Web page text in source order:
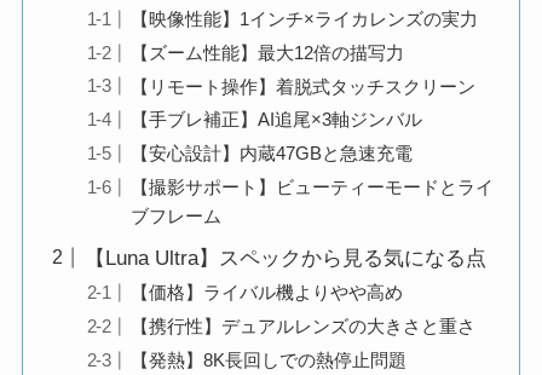
【映像性能】1インチ×ライカレンズの実力
【ズーム性能】最大12倍の描写力
【リモート操作】着脱式タッチスクリーン
【手ブレ補正】AI追尾×3軸ジンバル
【安心設計】内蔵47GBと急速充電
【撮影サポート】ビューティーモードとライ
ブフレーム
【Luna Ultra】スペックから見る気になる点
【価格】ライバル機よりやや高め
【携行性】デュアルレンズの大きさと重さ
【発熱】8K長回しでの熱停止問題